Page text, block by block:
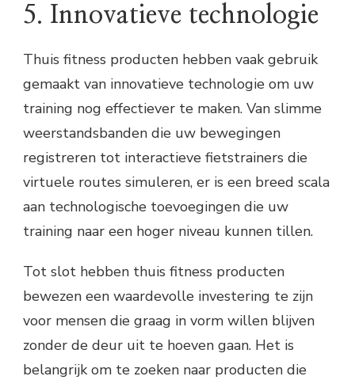
5. Innovatieve technologie
Thuis fitness producten hebben vaak gebruik
gemaakt van innovatieve technologie om uw
training nog effectiever te maken. Van slimme
weerstandsbanden die uw bewegingen
registreren tot interactieve fietstrainers die
virtuele routes simuleren, er is een breed scala
aan technologische toevoegingen die uw
training naar een hoger niveau kunnen tillen.
Tot slot hebben thuis fitness producten
bewezen een waardevolle investering te zijn
voor mensen die graag in vorm willen blijven
zonder de deur uit te hoeven gaan. Het is
belangrijk om te zoeken naar producten die